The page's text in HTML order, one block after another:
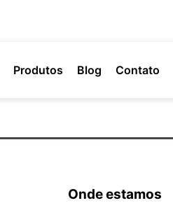
Produtos Blog Contato
Onde estamos